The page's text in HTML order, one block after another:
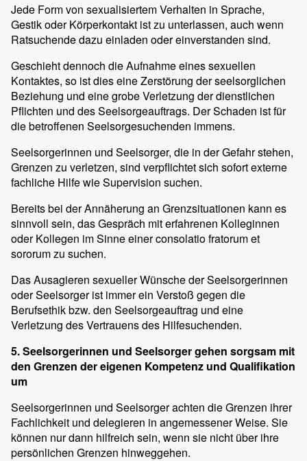
Jede Form von sexualisiertem Verhalten in Sprache,
Gestik oder Körperkontakt ist zu unterlassen, auch wenn
Ratsuchende dazu einladen oder einverstanden sind.
Geschieht dennoch die Aufnahme eines sexuellen
Kontaktes, so ist dies eine Zerstörung der seelsorglichen
Beziehung und eine grobe Verletzung der dienstlichen
Pflichten und des Seelsorgeauftrags. Der Schaden ist für
die betroffenen Seelsorgesuchenden immens.
Seelsorgerinnen und Seelsorger, die in der Gefahr stehen,
Grenzen zu verletzen, sind verpflichtet sich sofort externe
fachliche Hilfe wie Supervision suchen.
Bereits bei der Annäherung an Grenzsituationen kann es
sinnvoll sein, das Gespräch mit erfahrenen Kolleginnen
oder Kollegen im Sinne einer consolatio fratorum et
sororum zu suchen.
Das Ausagieren sexueller Wünsche der Seelsorgerinnen
oder Seelsorger ist immer ein Verstoß gegen die
Berufsethik bzw. den Seelsorgeauftrag und eine
Verletzung des Vertrauens des Hilfesuchenden.
5. Seelsorgerinnen und Seelsorger gehen sorgsam mit
den Grenzen der eigenen Kompetenz und Qualifikation
um
Seelsorgerinnen und Seelsorger achten die Grenzen ihrer
Fachlichkeit und delegieren in angemessener Weise. Sie
können nur dann hilfreich sein, wenn sie nicht über ihre
persönlichen Grenzen hinweggehen.